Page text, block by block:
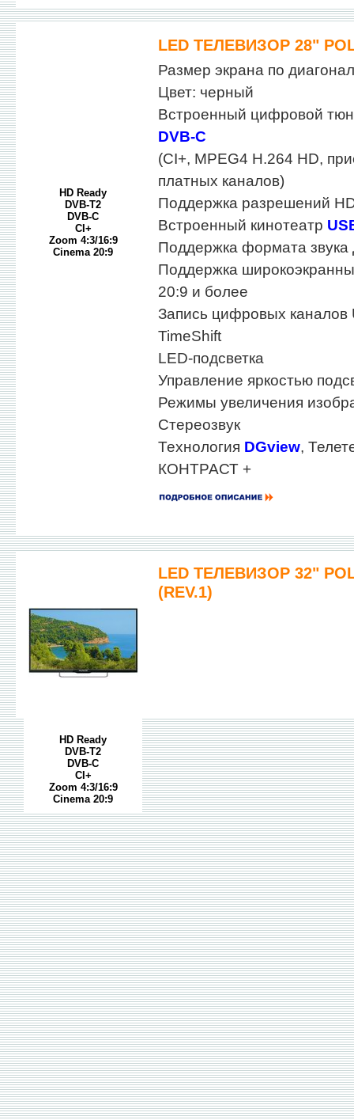
LED ТЕЛЕВИЗОР 28"
HD Ready
DVB-T2
DVB-C
CI+
Zoom 4:3/16:9
Cinema 20:9
Размер экрана по
Цвет: черный
Встроенный цифровой
DVB-C
(CI+, MPEG4 H.264 HD,
платных каналов)
Поддержка разрешений
Встроенный кинотеатр
Поддержка формата звука
Поддержка
20:9 и более
Запись цифровых каналов
TimeShift
LED-подсветка
Управление яркостью
Режимы увеличения
Стереозвук
Технология DGview,
КОНТРАСТ +
LED ТЕЛЕВИЗОР 32"
(REV.1)
HD Ready
DVB-T2
DVB-C
CI+
Zoom 4:3/16:9
Cinema 20:9